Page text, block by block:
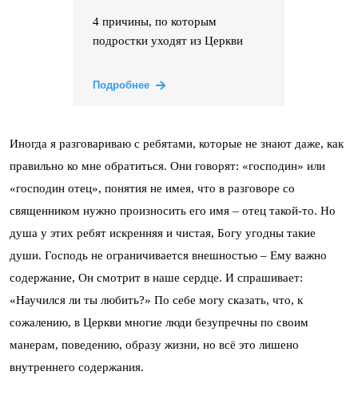
4 причины, по которым
подростки уходят из Церкви
Подробнее
Иногда я разговариваю с ребятами, которые не знают даже, как
правильно ко мне обратиться. Они говорят: «господин» или
«господин отец», понятия не имея, что в разговоре со
священником нужно произносить его имя – отец такой-то. Но
душа у этих ребят искренняя и чистая, Богу угодны такие
души. Господь не ограничивается внешностью – Ему важно
содержание, Он смотрит в наше сердце. И спрашивает:
«Научился ли ты любить?» По себе могу сказать, что, к
сожалению, в Церкви многие люди безупречны по своим
манерам, поведению, образу жизни, но всё это лишено
внутреннего содержания.